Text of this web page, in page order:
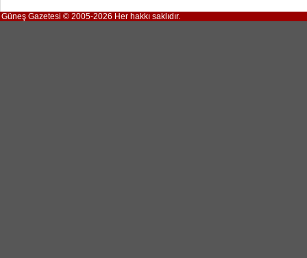
Güneş Gazetesi © 2005-2026 Her hakkı saklıdır.